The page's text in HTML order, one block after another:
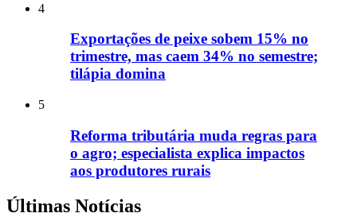
4
Exportações de peixe sobem 15% no
trimestre, mas caem 34% no semestre;
tilápia domina
5
Reforma tributária muda regras para
o agro; especialista explica impactos
aos produtores rurais
Últimas Notícias